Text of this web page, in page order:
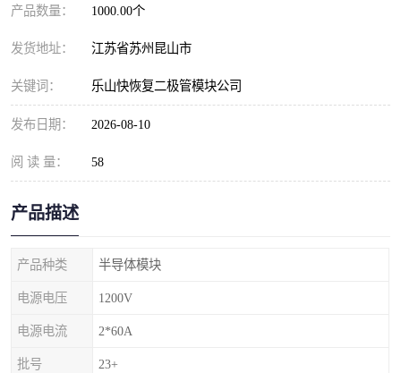
产品数量： 1000.00个
发货地址： 江苏省苏州昆山市
关键词： 乐山快恢复二极管模块公司
发布日期： 2026-08-10
阅 读 量： 58
产品描述
产品种类 半导体模块
电源电压 1200V
电源电流 2*60A
批号 23+